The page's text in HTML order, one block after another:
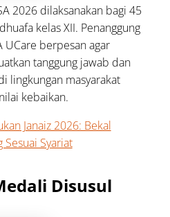
2026 dilaksanakan bagi 45
kelas XII. Penanggung
UCare berpesan agar
tanggung jawab dan
lingkungan masyarakat
kebaikan.
Janaiz 2026: Bekal
Sesuai Syariat
Disusul